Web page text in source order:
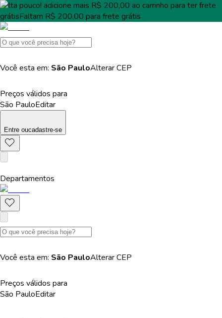
Falta pouco! adicione mais R$ 200,00 ao carrinho para terfrete
grátisFaltam R$ 200,00 para frete grátis
Você esta em: São PauloAlterarCEP
Preços válidos para
São PauloEditar
Entre oucadastre-se
Departamentos
Você esta em: São PauloAlterarCEP
Preços válidos para
São PauloEditar